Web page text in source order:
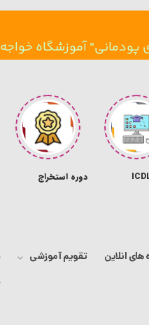
آموزشگاه
دوره استخراج
های انلاین تقویم آموزشی